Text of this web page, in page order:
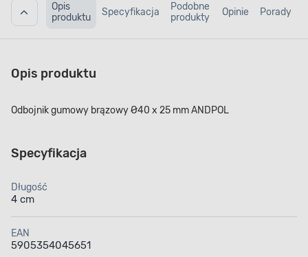
Opis
produktu
Specyfikacja
Podobne
produkty
Opinie Porady
Opis produktu
Odbojnik gumowy brązowy Ø40 x 25 mm ANDPOL
Specyfikacja
Długość
4 cm
EAN
5905354045651